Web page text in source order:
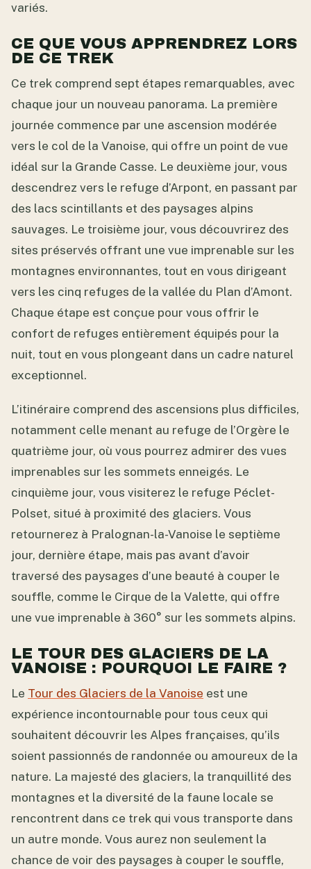
variés.
CE QUE VOUS APPRENDREZ LORS
DE CE TREK
Ce trek comprend sept étapes remarquables, avec
chaque jour un nouveau panorama. La première
journée commence par une ascension modérée
vers le col de la Vanoise, qui offre un point de vue
idéal sur la Grande Casse. Le deuxième jour, vous
descendrez vers le refuge d’Arpont, en passant par
des lacs scintillants et des paysages alpins
sauvages. Le troisième jour, vous découvrirez des
sites préservés offrant une vue imprenable sur les
montagnes environnantes, tout en vous dirigeant
vers les cinq refuges de la vallée du Plan d’Amont.
Chaque étape est conçue pour vous offrir le
confort de refuges entièrement équipés pour la
nuit, tout en vous plongeant dans un cadre naturel
exceptionnel.
L’itinéraire comprend des ascensions plus difficiles,
notamment celle menant au refuge de l’Orgère le
quatrième jour, où vous pourrez admirer des vues
imprenables sur les sommets enneigés. Le
cinquième jour, vous visiterez le refuge Péclet-
Polset, situé à proximité des glaciers. Vous
retournerez à Pralognan-la-Vanoise le septième
jour, dernière étape, mais pas avant d’avoir
traversé des paysages d’une beauté à couper le
souffle, comme le Cirque de la Valette, qui offre
une vue imprenable à 360° sur les sommets alpins.
LE TOUR DES GLACIERS DE LA
VANOISE : POURQUOI LE FAIRE ?
Le Tour des Glaciers de la Vanoise est une
expérience incontournable pour tous ceux qui
souhaitent découvrir les Alpes françaises, qu’ils
soient passionnés de randonnée ou amoureux de la
nature. La majesté des glaciers, la tranquillité des
montagnes et la diversité de la faune locale se
rencontrent dans ce trek qui vous transporte dans
un autre monde. Vous aurez non seulement la
chance de voir des paysages à couper le souffle,